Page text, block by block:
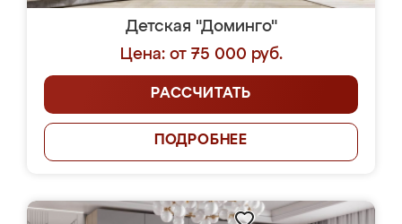
Детская "Доминго"
Цена: от 75 000 руб.
РАССЧИТАТЬ
ПОДРОБНЕЕ